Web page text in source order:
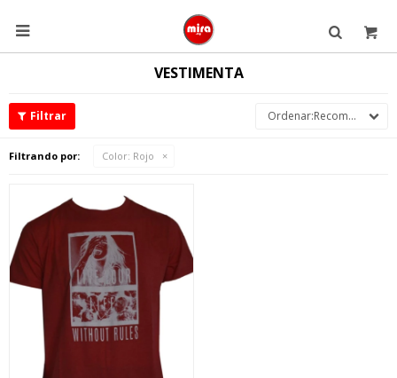

VESTIMENTA
Recomendados
Filtrando por: Color: Rojo